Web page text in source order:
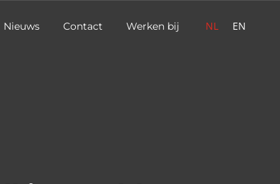
NL EN
Nieuws Contact Werken bij